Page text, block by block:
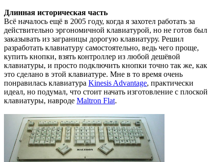
Длинная историческая часть
Всё началось ещё в 2005 году, когда я захотел работать за
действительно эргономичной клавиатурой, но не готов был
заказывать из заграницы дорогую клавиатуру. Решил
разработать клавиатуру самостоятельно, ведь чего проще,
купить кнопки, взять контроллер из любой дешёвой
клавиатуры, и просто подключить кнопки точно так же, как
это сделано в этой клавиатуре. Мне в то время очень
понравилась клавиатура Kinesis Advantage, практически
идеал, но подумал, что стоит начать изготовление с плоской
клавиатуры, навроде Maltron Flat.